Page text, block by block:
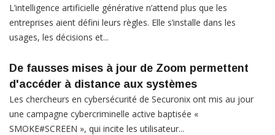
L’intelligence artificielle générative n’attend plus que les
entreprises aient défini leurs règles. Elle s’installe dans les
usages, les décisions et...
De fausses mises à jour de Zoom permettent
d'accéder à distance aux systèmes
Les chercheurs en cybersécurité de Securonix ont mis au jour
une campagne cybercriminelle active baptisée «
SMOKE#SCREEN », qui incite les utilisateur...